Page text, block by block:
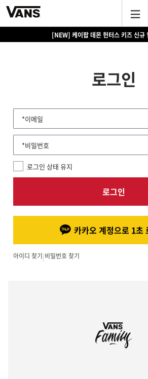
[NEW] 케이팝 데몬 헌터스 키즈 신규
로그인
*이메일
*비밀번호
로그인 상태 유지
로그인
카카오 계정으로 1초
아이디 찾기|비밀번호 찾기